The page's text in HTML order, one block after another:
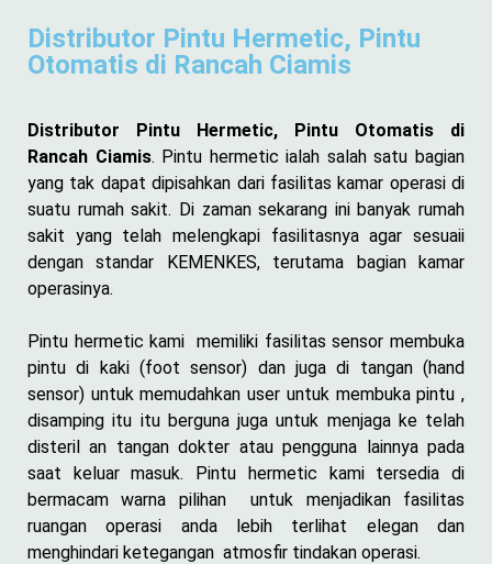
Distributor Pintu Hermetic, Pintu
Otomatis di Rancah Ciamis
Distributor Pintu Hermetic, Pintu Otomatis di
Rancah Ciamis. Pintu hermetic ialah salah satu bagian
yang tak dapat dipisahkan dari fasilitas kamar operasi di
suatu rumah sakit. Di zaman sekarang ini banyak rumah
sakit yang telah melengkapi fasilitasnya agar sesuaii
dengan standar KEMENKES, terutama bagian kamar
operasinya.
Pintu hermetic kami memiliki fasilitas sensor membuka
pintu di kaki (foot sensor) dan juga di tangan (hand
sensor) untuk memudahkan user untuk membuka pintu ,
disamping itu itu berguna juga untuk menjaga ke telah
disteril an tangan dokter atau pengguna lainnya pada
saat keluar masuk. Pintu hermetic kami tersedia di
bermacam warna pilihan untuk menjadikan fasilitas
ruangan operasi anda lebih terlihat elegan dan
menghindari ketegangan atmosfir tindakan operasi.